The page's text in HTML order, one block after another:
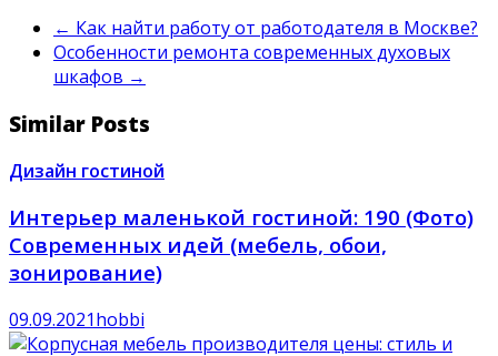
← Как найти работу от работодателя в Москве?
Особенности ремонта современных духовых
шкафов →
Similar Posts
Дизайн гостиной
Интерьер маленькой гостиной: 190 (Фото)
Современных идей (мебель, обои,
зонирование)
09.09.2021hobbi